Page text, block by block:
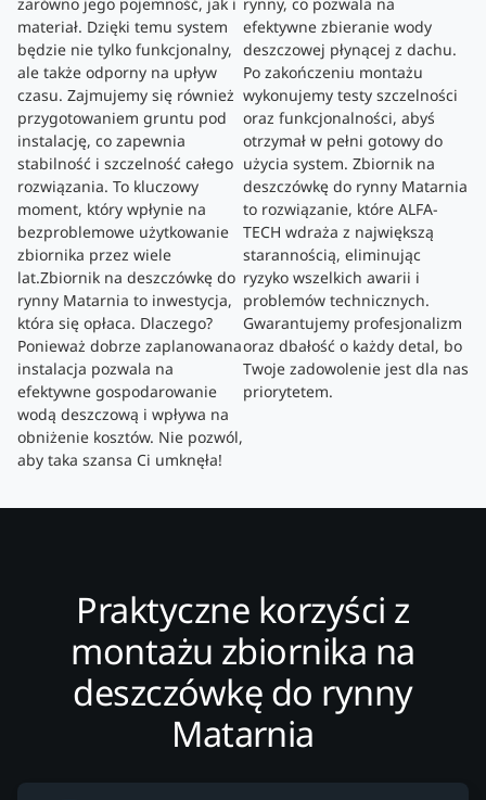
materiał. Dzięki temu system
będzie nie tylko funkcjonalny,
ale także odporny na upływ
czasu. Zajmujemy się również
przygotowaniem gruntu pod
instalację, co zapewnia
stabilność i szczelność całego
rozwiązania. To kluczowy
moment, który wpłynie na
bezproblemowe użytkowanie
zbiornika przez wiele
lat.Zbiornik na deszczówkę do
rynny Matarnia to inwestycja,
która się opłaca. Dlaczego?
Ponieważ dobrze zaplanowana
instalacja pozwala na
efektywne gospodarowanie
wodą deszczową i wpływa na
obniżenie kosztów. Nie pozwól,
aby taka szansa Ci umknęła!
efektywne zbieranie wody
deszczowej płynącej z dachu.
Po zakończeniu montażu
wykonujemy testy szczelności
oraz funkcjonalności, abyś
otrzymał w pełni gotowy do
użycia system. Zbiornik na
deszczówkę do rynny Matarnia
to rozwiązanie, które ALFA-
TECH wdraża z największą
starannością, eliminując
ryzyko wszelkich awarii i
problemów technicznych.
Gwarantujemy profesjonalizm
oraz dbałość o każdy detal, bo
Twoje zadowolenie jest dla nas
priorytetem.
Praktyczne korzyści z
montażu zbiornika na
deszczówkę do rynny
Matarnia